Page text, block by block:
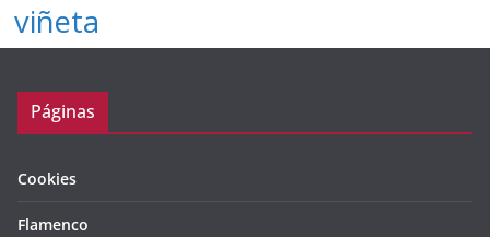
viñeta
Páginas
Cookies
Flamenco